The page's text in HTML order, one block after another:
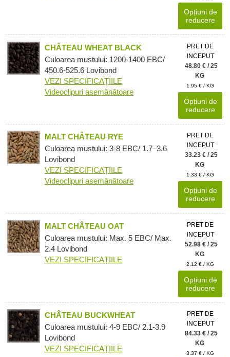
Opțiuni de
reducere
CHÂTEAU WHEAT BLACK
Culoarea mustului: 1200-1400 EBC/
450.6-525.6 Lovibond
VEZI SPECIFICAȚIILE
Videoclipuri asemănătoare
PRET DE
INCEPUT
48.80 € / 25
KG
1.95 € / KG
Opțiuni de
reducere
MALT CHÂTEAU RYE
Culoarea mustului: 3-8 EBC/ 1.7–3.6
Lovibond
VEZI SPECIFICAȚIILE
Videoclipuri asemănătoare
PRET DE
INCEPUT
33.23 € / 25
KG
1.33 € / KG
Opțiuni de
reducere
MALT CHÂTEAU OAT
Culoarea mustului: Max. 5 EBC/ Max.
2.4 Lovibond
VEZI SPECIFICAȚIILE
PRET DE
INCEPUT
52.98 € / 25
KG
2.12 € / KG
Opțiuni de
reducere
CHÂTEAU BUCKWHEAT
Culoarea mustului: 4-9 EBC/ 2.1-3.9
Lovibond
VEZI SPECIFICAȚIILE
PRET DE
INCEPUT
84.33 € / 25
KG
3.37 € / KG